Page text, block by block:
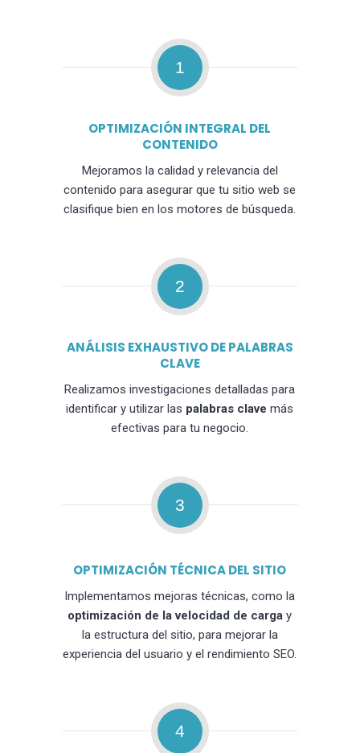
1
OPTIMIZACIÓN INTEGRAL DEL
CONTENIDO
Mejoramos la calidad y relevancia del
contenido para asegurar que tu sitio web se
clasifique bien en los motores de búsqueda.
2
ANÁLISIS EXHAUSTIVO DE PALABRAS
CLAVE
Realizamos investigaciones detalladas para
identificar y utilizar las palabras clave más
efectivas para tu negocio.
3
OPTIMIZACIÓN TÉCNICA DEL SITIO
Implementamos mejoras técnicas, como la
optimización de la velocidad de carga y
la estructura del sitio, para mejorar la
experiencia del usuario y el rendimiento SEO.
4